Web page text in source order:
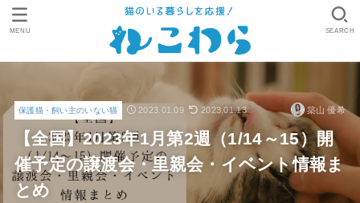
SEARCH
MENU
保護猫・飼い主のいない猫 2023.01.09 2023.01.13 築山 優希
【全国】2023年1月第2週（1/14～15）開
催予定の譲渡会・里親会・イベント情報ま
とめ